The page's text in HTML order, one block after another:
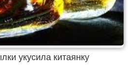
укусила китаянку